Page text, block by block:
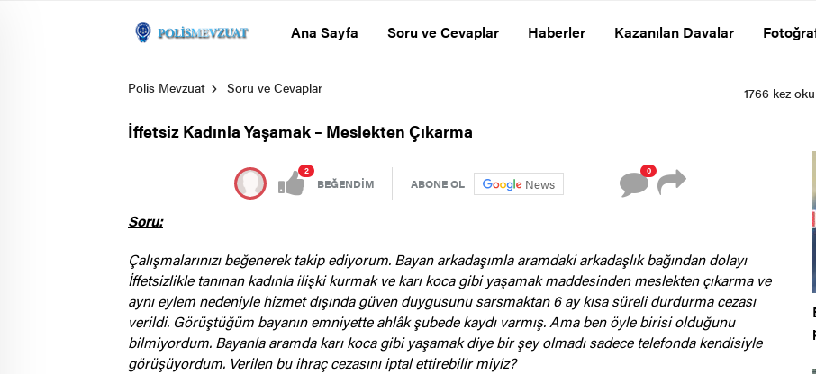
Ana Sayfa Soru ve Cevaplar Haberler Kazanılan Davalar
Polis Mevzuat Soru ve Cevaplar
İffetsiz Kadınla Yaşamak – Meslekten Çıkarma
2
BEĞENDİM ABONE OL News
0
Soru:
Çalışmalarınızı beğenerek takip ediyorum. Bayan arkadaşımla aramdaki arkadaşlık bağından dolayı
İffetsizlikle tanınan kadınla ilişki kurmak ve karı koca gibi yaşamak maddesinden meslekten çıkarma ve
aynı eylem nedeniyle hizmet dışında güven duygusunu sarsmaktan 6 ay kısa süreli durdurma cezası
verildi. Görüştüğüm bayanın emniyette ahlâk şubede kaydı varmış. Ama ben öyle birisi olduğunu
bilmiyordum. Bayanla aramda karı koca gibi yaşamak diye bir şey olmadı sadece telefonda kendisiyle
görüşüyordum. Verilen bu ihraç cezasını iptal ettirebilir miyiz?